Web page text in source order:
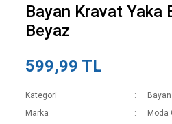
Bayan Kravat Yaka
Beyaz
599,99 TL
Kategori
Marka
Moda